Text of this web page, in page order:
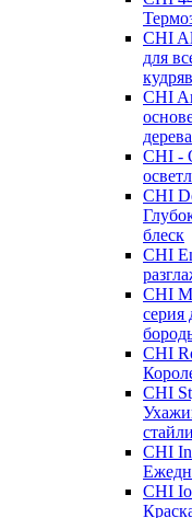
CHI
для
CHI
CHI -
CHI
блеск
CHI
CHI
серия
CHI
CHI
CHI
CHI